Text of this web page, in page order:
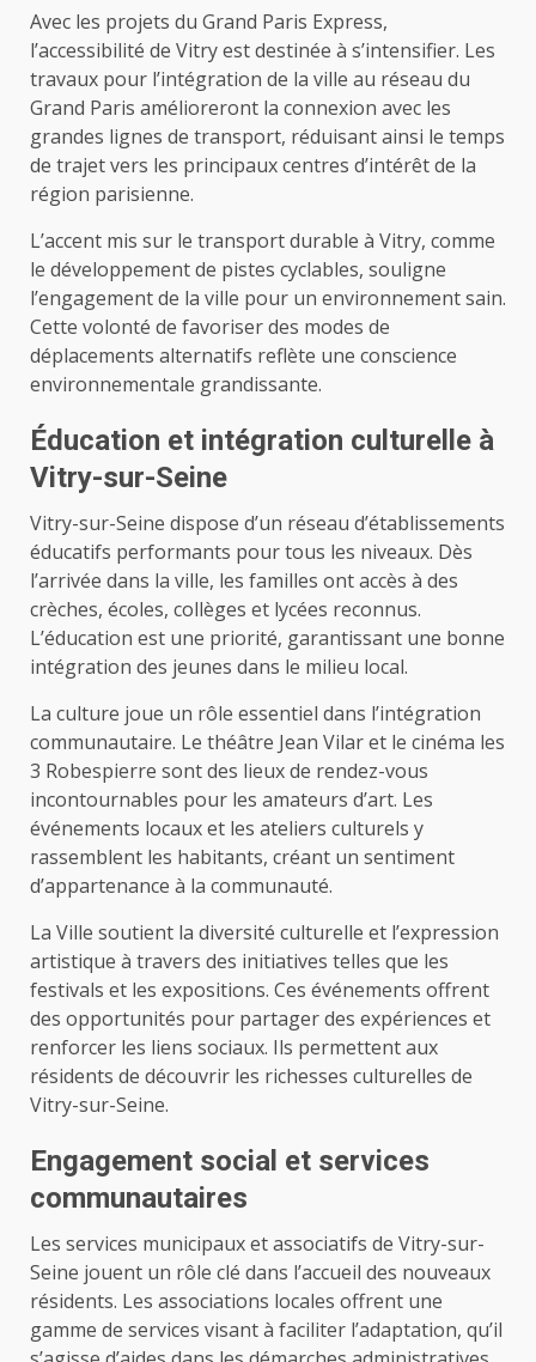
Avec les projets du Grand Paris Express,
l’accessibilité de Vitry est destinée à s’intensifier. Les
travaux pour l’intégration de la ville au réseau du
Grand Paris amélioreront la connexion avec les
grandes lignes de transport, réduisant ainsi le temps
de trajet vers les principaux centres d’intérêt de la
région parisienne.
L’accent mis sur le transport durable à Vitry, comme
le développement de pistes cyclables, souligne
l’engagement de la ville pour un environnement sain.
Cette volonté de favoriser des modes de
déplacements alternatifs reflète une conscience
environnementale grandissante.
Éducation et intégration culturelle à
Vitry-sur-Seine
Vitry-sur-Seine dispose d’un réseau d’établissements
éducatifs performants pour tous les niveaux. Dès
l’arrivée dans la ville, les familles ont accès à des
crèches, écoles, collèges et lycées reconnus.
L’éducation est une priorité, garantissant une bonne
intégration des jeunes dans le milieu local.
La culture joue un rôle essentiel dans l’intégration
communautaire. Le théâtre Jean Vilar et le cinéma les
3 Robespierre sont des lieux de rendez-vous
incontournables pour les amateurs d’art. Les
événements locaux et les ateliers culturels y
rassemblent les habitants, créant un sentiment
d’appartenance à la communauté.
La Ville soutient la diversité culturelle et l’expression
artistique à travers des initiatives telles que les
festivals et les expositions. Ces événements offrent
des opportunités pour partager des expériences et
renforcer les liens sociaux. Ils permettent aux
résidents de découvrir les richesses culturelles de
Vitry-sur-Seine.
Engagement social et services
communautaires
Les services municipaux et associatifs de Vitry-sur-
Seine jouent un rôle clé dans l’accueil des nouveaux
résidents. Les associations locales offrent une
gamme de services visant à faciliter l’adaptation, qu’il